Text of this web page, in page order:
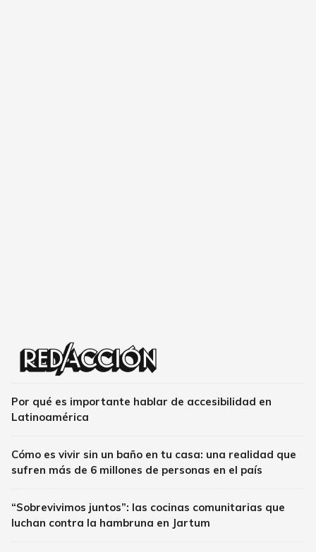
Por qué es importante hablar de accesibilidad en
Latinoamérica
Cómo es vivir sin un baño en tu casa: una realidad que
sufren más de 6 millones de personas en el país
“Sobrevivimos juntos”: las cocinas comunitarias que
luchan contra la hambruna en Jartum